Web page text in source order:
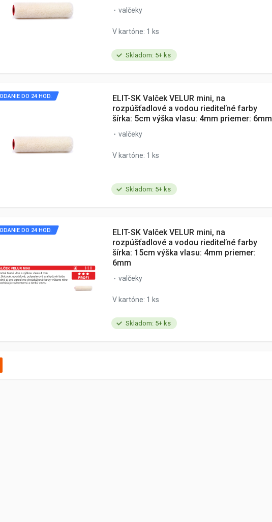
Skladom: 5+ ks
valčeky
V kartóne: 1 ks
Skladom: 5+ ks
DO 24 HOD.
ELIT-SK Valček VELUR mini, na
rozpúšťadlové a vodou riediteľné farby
šírka: 5cm výška vlasu: 4mm priemer: 6mm
valčeky
V kartóne: 1 ks
Skladom: 5+ ks
DO 24 HOD.
ELIT-SK Valček VELUR mini, na
rozpúšťadlové a vodou riediteľné farby
šírka: 15cm výška vlasu: 4mm priemer:
6mm
valčeky
V kartóne: 1 ks